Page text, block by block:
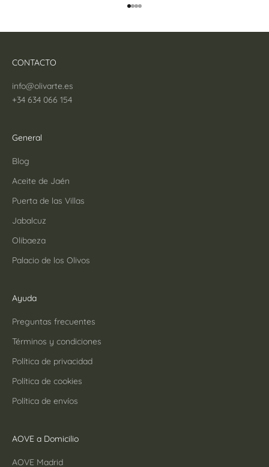
Ir al artículo 1
Ir al artículo 2
Ir al artículo 3
Ir al artículo 4
CONTACTO
info@olivarte.es
+34 634 066 154
General
Blog
Aceite de Jaén
Puerta de las Villas
Jabalcuz
Olibaeza
Palacio de los Olivos
Ayuda
Preguntas frecuentes
Términos y condiciones
Política de privacidad
Política de cookies
Política de envíos
AOVE a Domicilio
AOVE Madrid